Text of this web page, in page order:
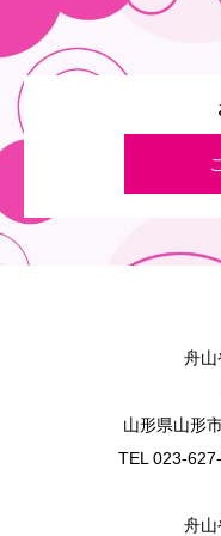
舟山
山形県山形
TEL 023-
舟山